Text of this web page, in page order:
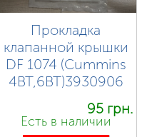
Прокладка
клапанной крышки
DF 1074 (Cummins
4BT,6BT)3930906
95 грн.
Есть в наличии